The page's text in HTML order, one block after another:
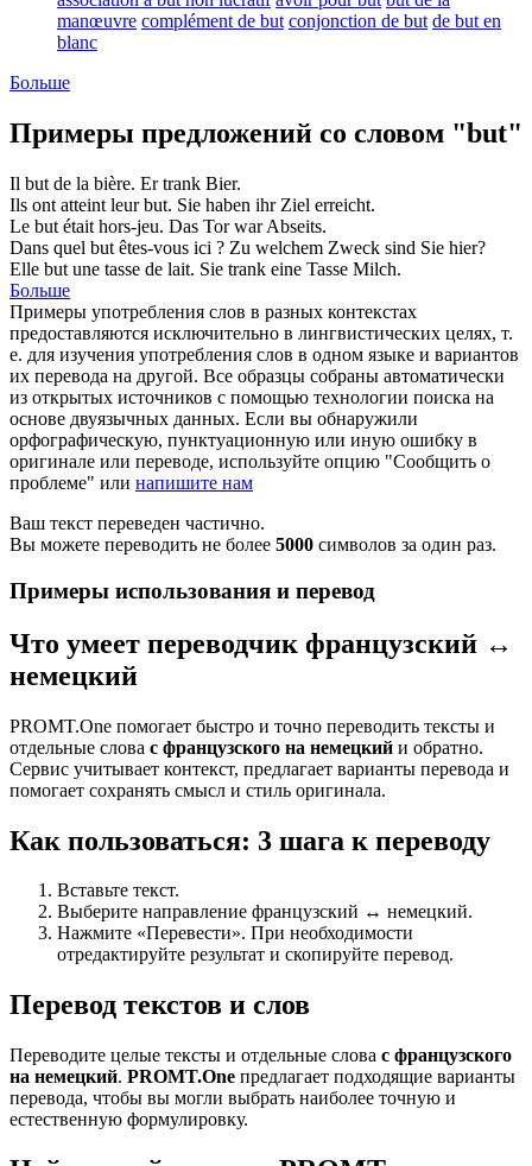
manœuvre complément de but conjonction de but de but en
blanc
Больше
Примеры предложений со словом "but"
Il but de la bière. Ertrank Bier.
Ils ont atteint leurbut. Sie haben ihr Ziel erreicht.
Le but était hors-jeu. Das Torwar Abseits.
Dans quel but êtes-vous ici ? Zu welchem Zweck sind Sie hier?
Elle but une tasse de lait. Sie trank eine Tasse Milch.
Больше
Примеры употребления слов в разных контекстах
предоставляются исключительно в лингвистических целях, т.
е. для изучения употребления слов в одном языке и вариантов
их перевода на другой. Все образцы собраны автоматически
из открытых источников с помощью технологии поиска на
основе двуязычных данных. Если вы обнаружили
орфографическую, пунктуационную или иную ошибку в
оригинале или переводе, используйте опцию "Сообщить о
проблеме" или напишите нам
Ваш текст переведен частично.
Вы можете переводить не более 5000 символов за один раз.
Примеры использования и перевод
Что умеет переводчик французский ↔
немецкий
PROMT.One помогает быстро и точно переводить тексты и
отдельные слова с французского на немецкий и обратно.
Сервис учитывает контекст, предлагает варианты перевода и
помогает сохранять смысл и стиль оригинала.
Как пользоваться: 3 шага к переводу
Вставьте текст.
Выберите направление французский ↔ немецкий.
Нажмите «Перевести». При необходимости
отредактируйте результат и скопируйте перевод.
Перевод текстов и слов
Переводите целые тексты и отдельные слова с французского
на немецкий. PROMT.One предлагает подходящие варианты
перевода, чтобы вы могли выбрать наиболее точную и
естественную формулировку.